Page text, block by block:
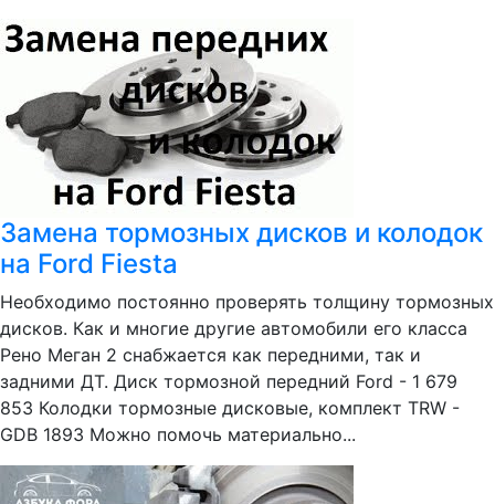
Замена тормозных дисков и колодок
на Ford Fiesta
Необходимо постоянно проверять толщину тормозных
дисков. Как и многие другие автомобили его класса
Рено Меган 2 снабжается как передними, так и
задними ДТ. Диск тормозной передний Ford - 1 679
853 Колодки тормозные дисковые, комплект TRW -
GDB 1893 Можно помочь материально...